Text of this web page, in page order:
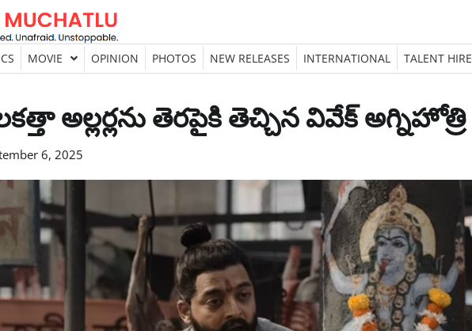
MOVIE OPINION PHOTOS NEW RELEASES INTERNATIONAL TALENT HIRE
అల్లర్లను తెరపైకి తెచ్చిన వివేక్ అగ్నిహోత్రి
6, 2025